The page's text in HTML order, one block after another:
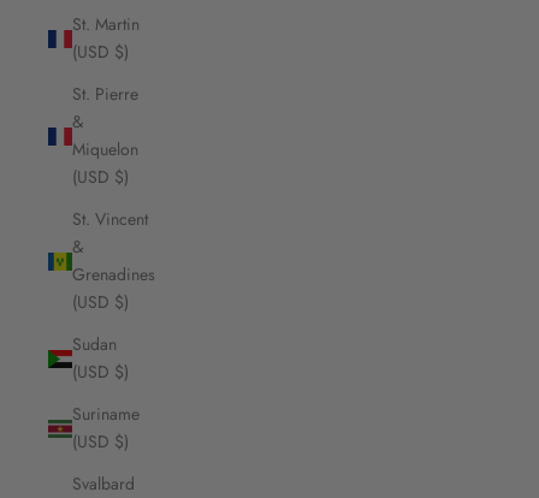
St. Martin
(USD $)
St. Pierre
&
Miquelon
(USD $)
St. Vincent
&
Grenadines
(USD $)
Sudan
(USD $)
Suriname
(USD $)
Svalbard